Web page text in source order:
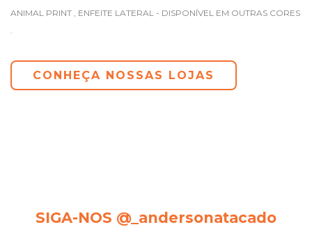
ANIMAL PRINT , ENFEITE LATERAL - DISPONÍVEL EM OUTRAS CORES
CONHEÇA NOSSAS LOJAS
SIGA-NOS @_andersonatacado